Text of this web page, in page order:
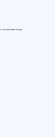
menawarkan harga